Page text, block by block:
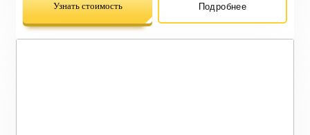
Узнать стоимость Подробнее